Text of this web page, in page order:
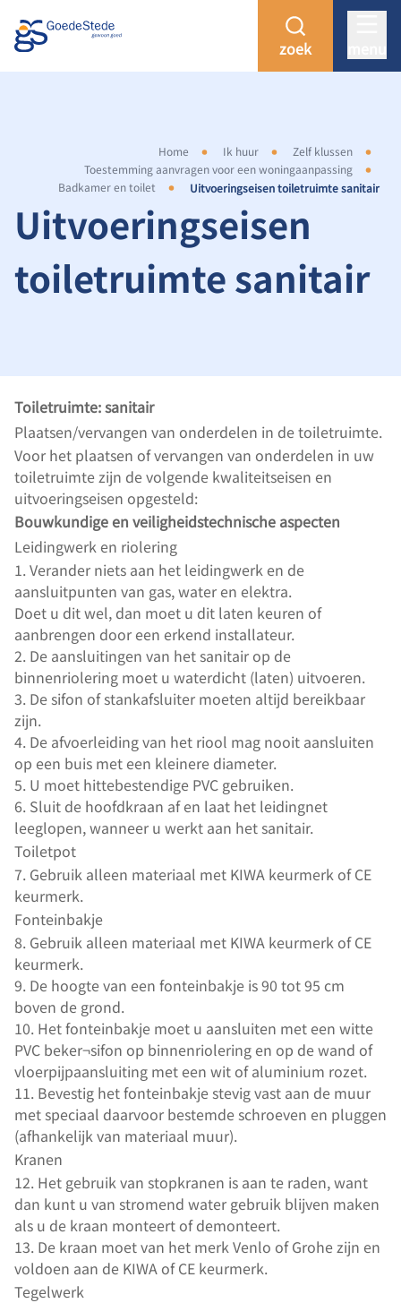
zoek
Home Ik huur
Zelf klussen
Toestemming aanvragen voor een woningaanpassing
Badkamer en toilet
Uitvoeringseisen toiletruimte sanitair
Uitvoeringseisen
toiletruimte sanitair
Toiletruimte: sanitair
Plaatsen/vervangen van onderdelen in de toiletruimte.
Voor het plaatsen of vervangen van onderdelen in uw
toiletruimte zijn de volgende kwaliteitseisen en
uitvoeringseisen opgesteld:
Bouwkundige en veiligheidstechnische aspecten
Leidingwerk en riolering
1. Verander niets aan het leidingwerk en de
aansluitpunten van gas, water en elektra.
Doet u dit wel, dan moet u dit laten keuren of
aanbrengen door een erkend installateur.
2. De aansluitingen van het sanitair op de
binnenriolering moet u waterdicht (laten) uitvoeren.
3. De sifon of stankafsluiter moeten altijd bereikbaar
zijn.
4. De afvoerleiding van het riool mag nooit aansluiten
op een buis met een kleinere diameter.
5. U moet hittebestendige PVC gebruiken.
6. Sluit de hoofdkraan af en laat het leidingnet
leeglopen, wanneer u werkt aan het sanitair.
Toiletpot
7. Gebruik alleen materiaal met KIWA keurmerk of CE
keurmerk.
Fonteinbakje
8. Gebruik alleen materiaal met KIWA keurmerk of CE
keurmerk.
9. De hoogte van een fonteinbakje is 90 tot 95 cm
boven de grond.
10. Het fonteinbakje moet u aansluiten met een witte
PVC beker¬sifon op binnenriolering en op de wand of
vloerpijpaansluiting met een wit of aluminium rozet.
11. Bevestig het fonteinbakje stevig vast aan de muur
met speciaal daarvoor bestemde schroeven en pluggen
(afhankelijk van materiaal muur).
Kranen
12. Het gebruik van stopkranen is aan te raden, want
dan kunt u van stromend water gebruik blijven maken
als u de kraan monteert of demonteert.
13. De kraan moet van het merk Venlo of Grohe zijn en
voldoen aan de KIWA of CE keurmerk.
Tegelwerk